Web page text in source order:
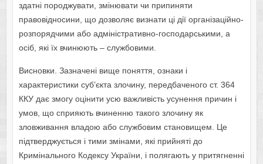
здатні породжувати, змінювати чи припиняти
правовідносини, що дозволяє визнати ці дії організаційно-
розпорядчими або адміністративно-господарськими, а
осіб, які їх вчинюють – службовими.
Висновки. Зазначені вище поняття, ознаки і
характеристики суб’єкта злочину, передбаченого ст. 364
ККУ дає змогу оцінити усю важливість усунення причин і
умов, що сприяють вчиненню такого злочину як
зловживання владою або службовим становищем. Це
підтверджується і тими змінами, які прийняті до
Кримінального Кодексу України, і полягають у притягненні